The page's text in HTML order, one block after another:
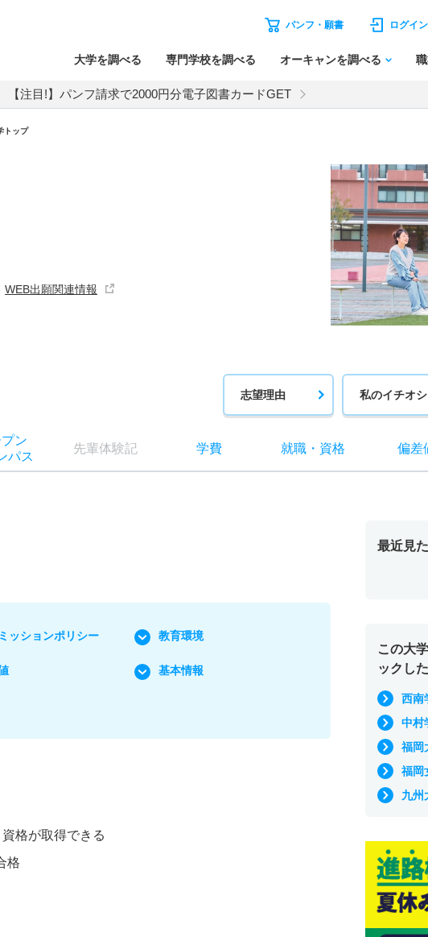
パンフ・願書 ログイン
大学を調べる 専門学校を調べる オーキャンを調べる
【注目!】パンフ請求で2000円分電子図書カードGET
トップ
WEB出願関連情報
志望理由 私のイチオシ
プン
パス
先輩体験記 学費 就職・ 資格 偏差
ッションポリシー 教育環境
基本情報
格が取得できる
格
最近見
この大
ックし
西南
中村
福岡
福岡
九州